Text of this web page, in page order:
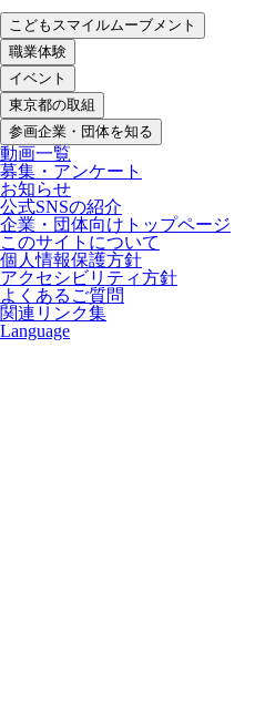
こどもスマイルムーブメント
職業体験
イベント
東京都の取組
参画企業・団体を知る
動画一覧
募集・アンケート
お知らせ
公式SNSの紹介
企業・団体向けトップページ
このサイトについて
個人情報保護方針
アクセシビリティ方針
よくあるご質問
関連リンク集
Language